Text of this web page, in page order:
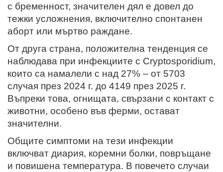
с бременност, значителен дял е довел до
тежки усложнения, включително спонтанен
аборт или мъртво раждане.
От друга страна, положителна тенденция се
наблюдава при инфекциите с Cryptosporidium,
които са намалели с над 27% – от 5703
случая през 2024 г. до 4149 през 2025 г.
Въпреки това, огнищата, свързани с контакт с
животни, особено във ферми, остават
значителни.
Общите симптоми на тези инфекции
включват диария, коремни болки, повръщане
и повишена температура. В повечето случаи